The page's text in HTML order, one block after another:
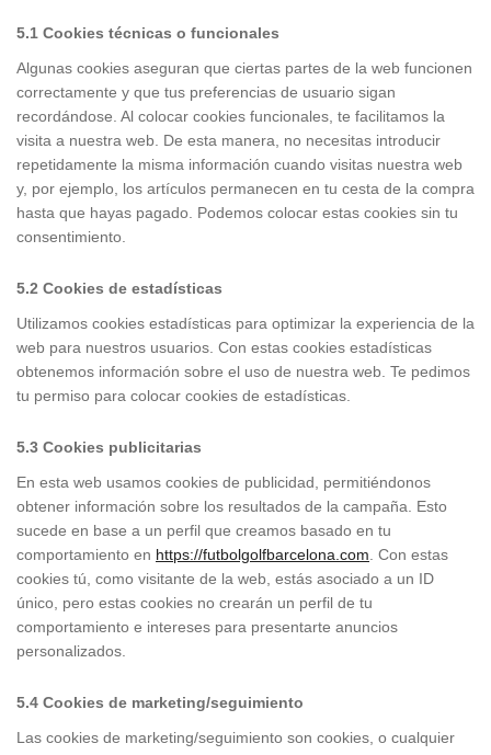
5.1 Cookies técnicas o funcionales
Algunas cookies aseguran que ciertas partes de la web funcionen
correctamente y que tus preferencias de usuario sigan
recordándose. Al colocar cookies funcionales, te facilitamos la
visita a nuestra web. De esta manera, no necesitas introducir
repetidamente la misma información cuando visitas nuestra web
y, por ejemplo, los artículos permanecen en tu cesta de la compra
hasta que hayas pagado. Podemos colocar estas cookies sin tu
consentimiento.
5.2 Cookies de estadísticas
Utilizamos cookies estadísticas para optimizar la experiencia de la
web para nuestros usuarios. Con estas cookies estadísticas
obtenemos información sobre el uso de nuestra web. Te pedimos
tu permiso para colocar cookies de estadísticas.
5.3 Cookies publicitarias
En esta web usamos cookies de publicidad, permitiéndonos
obtener información sobre los resultados de la campaña. Esto
sucede en base a un perfil que creamos basado en tu
comportamiento en https://futbolgolfbarcelona.com . Con estas
cookies tú, como visitante de la web, estás asociado a un ID
único, pero estas cookies no crearán un perfil de tu
comportamiento e intereses para presentarte anuncios
personalizados.
5.4 Cookies de marketing/seguimiento
Las cookies de marketing/seguimiento son cookies, o cualquier